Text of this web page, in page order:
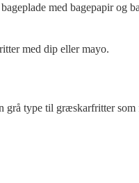
med bagepapir
med dip eller mayo.
grå type til græskarfritter